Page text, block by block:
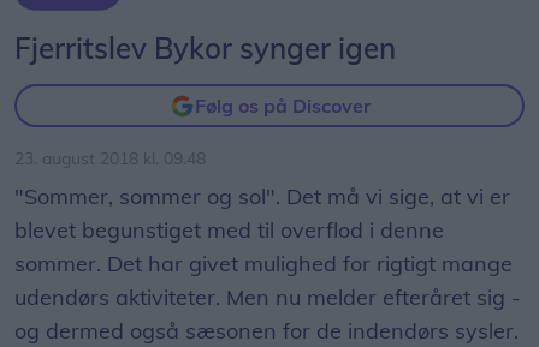
Fjerritslev Bykor synger igen
Følg os på Discover
23. august 2018 kl. 09.48
"Sommer, sommer og sol". Det må vi sige, at vi er
blevet begunstiget med til overflod i denne
sommer. Det har givet mulighed for rigtigt mange
udendørs aktiviteter. Men nu melder efteråret sig -
og dermed også sæsonen for de indendørs sysler.